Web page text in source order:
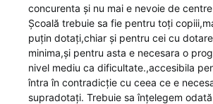
concurenta și nu mai e nevoie de
Școală trebuie sa fie pentru toți
puțin dotați,chiar și pentru cei cu
minima,și pentru asta e necesara o
nivel mediu ca dificultate.,accesibila
întra în contradicție cu ceea ce e
supradotați. Trebuie sa înțelegem